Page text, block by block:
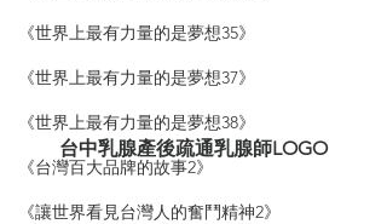
《世界上最有力量的是夢想35》
《世界上最有力量的是夢想37》
《世界上最有力量的是夢想38》
《台灣百大品牌的故事2》
《讓世界看見台灣人的奮鬥精神2》
台中乳腺產後疏通乳腺師LOGO